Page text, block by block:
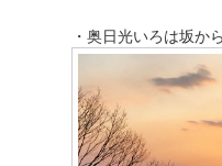
・奥日光いろは坂か